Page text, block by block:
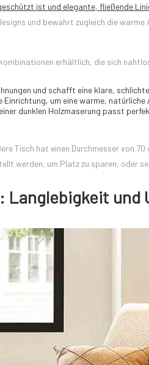
ist und elegante, fließende
und bewahrt zugleich die warme
erhältlich, die sich
und schafft eine klare,
um eine warme, natürliche
dunklen Holzmaserung passt
Tisch hat einen Durchmesser von 70
werden, um Platz zu sparen, oder
Langlebigkeit